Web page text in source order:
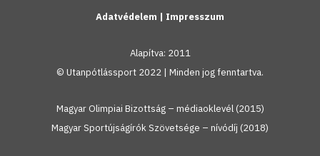
Adatvédelem | Impresszum
Alapítva: 2011
© Utanpótlássport 2022 | Minden jog fenntartva.
Magyar Olimpiai Bizottság – médiaoklevél (2015)
Magyar Sportújságírók Szövetsége – nívódíj (2018)